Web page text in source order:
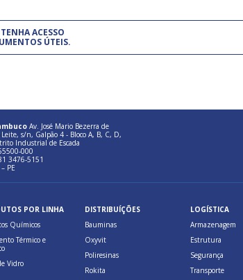
ACESSO
ÚTEIS.
Av. José Mario Bezerra de
s/n, Galpão 4 - Bloco A, B, C, D,
Industrial de Escada
000
3476-5151
PE
POR LINHA
Químicos
Térmico e
Vidro
DISTRIBUÍÇÕES
Bauminas
Oxyvit
Poliresinas
Rokita
LOGÍSTICA
Armazenagem
Estrutura
Segurança
Transporte